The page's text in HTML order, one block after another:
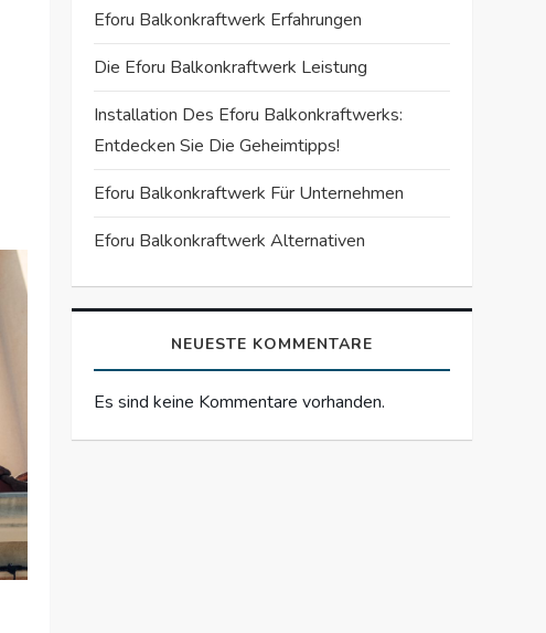
Eforu Balkonkraftwerk Erfahrungen
Die Eforu Balkonkraftwerk Leistung
Installation Des Eforu Balkonkraftwerks:
Entdecken Sie Die Geheimtipps!
Eforu Balkonkraftwerk Für Unternehmen
Eforu Balkonkraftwerk Alternativen
NEUESTE KOMMENTARE
Es sind keine Kommentare vorhanden.